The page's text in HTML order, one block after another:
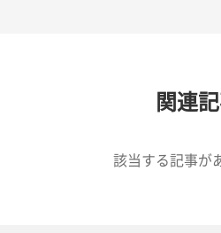
関連
該当する記事が